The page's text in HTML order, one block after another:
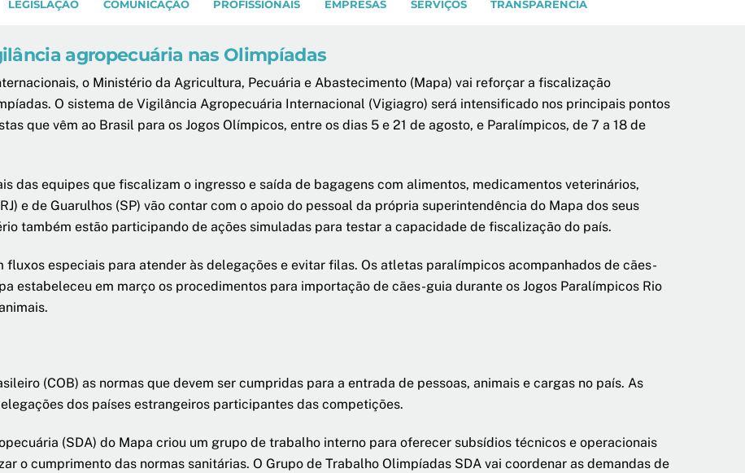
LEGISLAÇÃO COMUNICAÇÃO PROFISSIONAIS EMPRESAS SERVIÇOS TRANSPARÊNCIA
agropecuária nas Olimpíadas
o Ministério da Agricultura, Pecuária e Abastecimento (Mapa) vai reforçar a fiscalização
O sistema de Vigilância Agropecuária Internacional (Vigiagro) será intensificado nos principais pontos
que vêm ao Brasil para os Jogos Olímpicos, entre os dias 5 e 21 de agosto, e Paralímpicos, de 7 a 18 de
das equipes que fiscalizam o ingresso e saída de bagagens com alimentos, medicamentos veterinários,
e de Guarulhos (SP) vão contar com o apoio do pessoal da própria superintendência do Mapa dos seus
também estão participando de ações simuladas para testar a capacidade de fiscalização do país.
especiais para atender às delegações e evitar filas. Os atletas paralímpicos acompanhados de cães-
estabeleceu em março os procedimentos para importação de cães-guia durante os Jogos Paralímpicos Rio
(COB) as normas que devem ser cumpridas para a entrada de pessoas, animais e cargas no país. As
dos países estrangeiros participantes das competições.
(SDA) do Mapa criou um grupo de trabalho interno para oferecer subsídios técnicos e operacionais
o cumprimento das normas sanitárias. O Grupo de Trabalho Olimpíadas SDA vai coordenar as demandas de